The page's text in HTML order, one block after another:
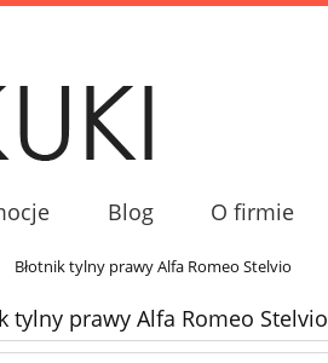
Blog O firmie
Błotnik tylny prawy Alfa Romeo Stelvio
tylny prawy Alfa Romeo Stelvio